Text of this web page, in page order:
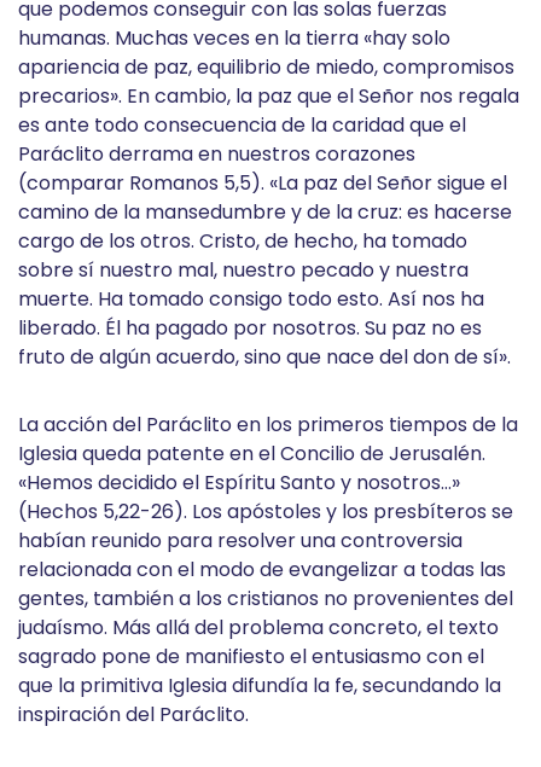
que podemos conseguir con las solas fuerzas
humanas. Muchas veces en la tierra «hay solo
apariencia de paz, equilibrio de miedo, compromisos
precarios». En cambio, la paz que el Señor nos regala
es ante todo consecuencia de la caridad que el
Paráclito derrama en nuestros corazones
(comparar Romanos 5,5). «La paz del Señor sigue el
camino de la mansedumbre y de la cruz: es hacerse
cargo de los otros. Cristo, de hecho, ha tomado
sobre sí nuestro mal, nuestro pecado y nuestra
muerte. Ha tomado consigo todo esto. Así nos ha
liberado. Él ha pagado por nosotros. Su paz no es
fruto de algún acuerdo, sino que nace del don de sí».
La acción del Paráclito en los primeros tiempos de la
Iglesia queda patente en el Concilio de Jerusalén.
«Hemos decidido el Espíritu Santo y nosotros…»
(Hechos 5,22-26). Los apóstoles y los presbíteros se
habían reunido para resolver una controversia
relacionada con el modo de evangelizar a todas las
gentes, también a los cristianos no provenientes del
judaísmo. Más allá del problema concreto, el texto
sagrado pone de manifiesto el entusiasmo con el
que la primitiva Iglesia difundía la fe, secundando la
inspiración del Paráclito.